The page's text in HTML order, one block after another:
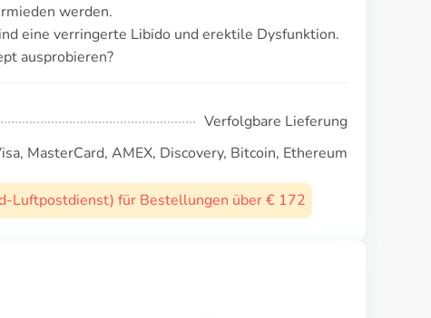
werden.
eine verringerte Libido und erektile Dysfunktion.
ausprobieren?
Verfolgbare Lieferung
MasterCard, AMEX, Discovery, Bitcoin, Ethereum
Luftpostdienst) für Bestellungen über € 172